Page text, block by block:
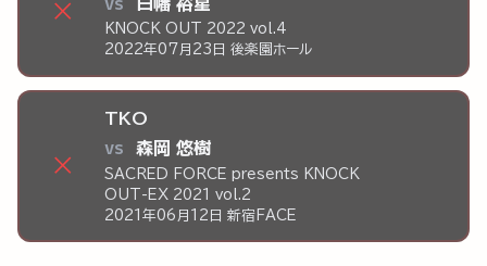
×
KNOCK OUT 2022 vol.4
2022年07月23日 後楽園ホール
×
TKO
vs 森岡 悠樹
SACRED FORCE presents KNOCK
OUT-EX 2021 vol.2
2021年06月12日 新宿FACE